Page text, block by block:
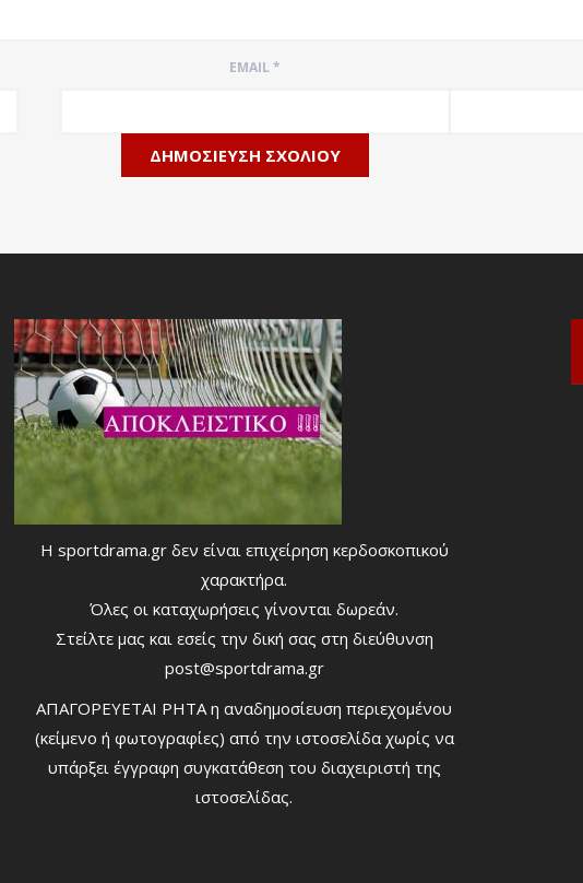
EMAIL*
Η sportdrama.gr δεν είναι επιχείρηση κερδοσκοπικού
χαρακτήρα.
Όλες οι καταχωρήσεις γίνονται δωρεάν.
Στείλτε μας και εσείς την δική σας στη διεύθυνση
post@sportdrama.gr
ΑΠΑΓΟΡΕΥΕΤΑΙ ΡΗΤΑ η αναδημοσίευση περιεχομένου
(κείμενο ή φωτογραφίες) από την ιστοσελίδα χωρίς να
υπάρξει έγγραφη συγκατάθεση του διαχειριστή της
ιστοσελίδας.